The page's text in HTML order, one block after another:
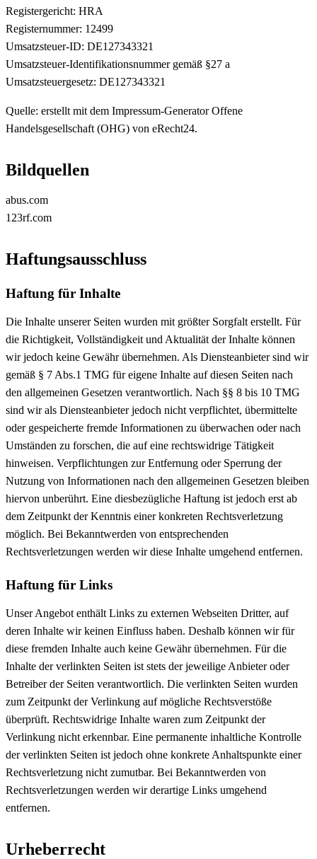
Registergericht: HRA
Registernummer: 12499
Umsatzsteuer-ID: DE127343321
Umsatzsteuer-Identifikationsnummer gemäß §27 a
Umsatzsteuergesetz: DE127343321
Quelle: erstellt mit dem Impressum-Generator Offene
Handelsgesellschaft (OHG) von eRecht24.
Bildquellen
abus.com
123rf.com
Haftungsausschluss
Haftung für Inhalte
Die Inhalte unserer Seiten wurden mit größter Sorgfalt erstellt. Für
die Richtigkeit, Vollständigkeit und Aktualität der Inhalte können
wir jedoch keine Gewähr übernehmen. Als Diensteanbieter sind wir
gemäß § 7 Abs.1 TMG für eigene Inhalte auf diesen Seiten nach
den allgemeinen Gesetzen verantwortlich. Nach §§ 8 bis 10 TMG
sind wir als Diensteanbieter jedoch nicht verpflichtet, übermittelte
oder gespeicherte fremde Informationen zu überwachen oder nach
Umständen zu forschen, die auf eine rechtswidrige Tätigkeit
hinweisen. Verpflichtungen zur Entfernung oder Sperrung der
Nutzung von Informationen nach den allgemeinen Gesetzen bleiben
hiervon unberührt. Eine diesbezügliche Haftung ist jedoch erst ab
dem Zeitpunkt der Kenntnis einer konkreten Rechtsverletzung
möglich. Bei Bekanntwerden von entsprechenden
Rechtsverletzungen werden wir diese Inhalte umgehend entfernen.
Haftung für Links
Unser Angebot enthält Links zu externen Webseiten Dritter, auf
deren Inhalte wir keinen Einfluss haben. Deshalb können wir für
diese fremden Inhalte auch keine Gewähr übernehmen. Für die
Inhalte der verlinkten Seiten ist stets der jeweilige Anbieter oder
Betreiber der Seiten verantwortlich. Die verlinkten Seiten wurden
zum Zeitpunkt der Verlinkung auf mögliche Rechtsverstöße
überprüft. Rechtswidrige Inhalte waren zum Zeitpunkt der
Verlinkung nicht erkennbar. Eine permanente inhaltliche Kontrolle
der verlinkten Seiten ist jedoch ohne konkrete Anhaltspunkte einer
Rechtsverletzung nicht zumutbar. Bei Bekanntwerden von
Rechtsverletzungen werden wir derartige Links umgehend
entfernen.
Urheberrecht